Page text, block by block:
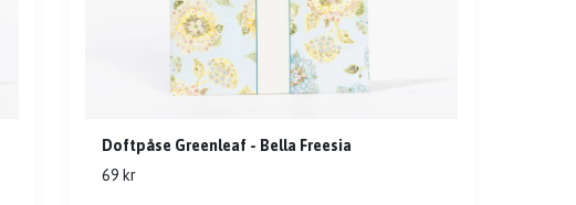
Doftpåse Greenleaf - Bella Freesia
69 kr